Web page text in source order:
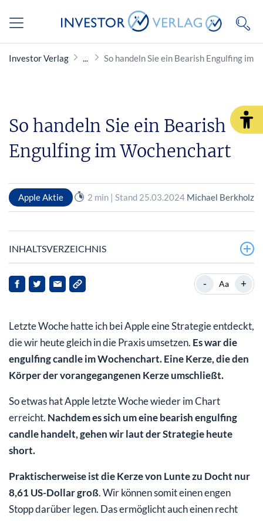
Investor Verlag So handeln Sie ein Bearish Engulfing im
So handeln Sie ein Bearish
Engulfing im Wochenchart
Apple Aktie 2 min | Stand 25.03.2024 Michael Berkholz
INHALTSVERZEICHNIS
Apple im Wochenchart
- Aa +
Letzte Woche hatte ich bei Apple eine Strategie entdeckt,
die wir heute gleich in die Praxis umsetzen. Es war die
engulfing candle im Wochenchart.Eine Kerze, die den
Körper der vorangegangenen Kerze umschließt.
So etwas hat Apple letzte Woche wieder im Chart
erreicht. Nachdem es sich um eine bearish engulfing
candle handelt, gehen wir laut der Strategie heute
short.
Praktischerweise ist die Kerze von Lunte zu Docht nur
8,61 US-Dollar groß. Wir können somit einen engen
Stopp darüber legen. Das ermöglicht auch einen recht